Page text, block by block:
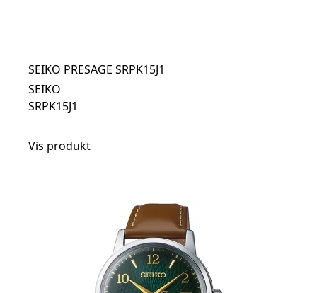
SEIKO PRESAGE SRPK15J1
SEIKO
SRPK15J1
Vis produkt